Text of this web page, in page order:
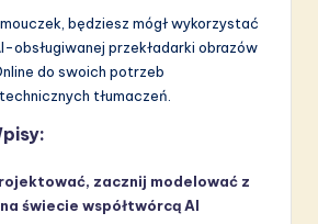
będziesz mógł wykorzystać
obsługiwanej przekładarki obrazów
do swoich potrzeb
tłumaczeń.
zacznij modelować z
świecie współtwórcą AI